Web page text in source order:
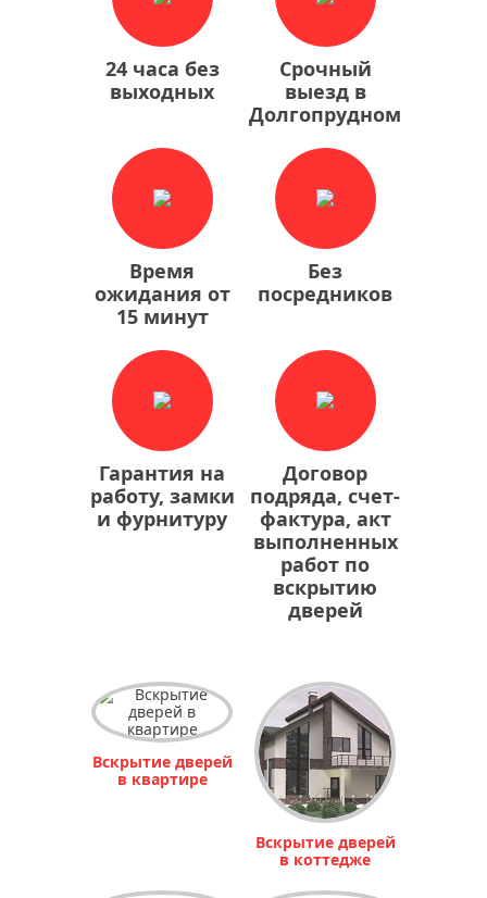
24 часа без
выходных
Срочный
выезд в
Долгопрудном
Время
ожидания от
15 минут
Без
посредников
Гарантия на
работу, замки
и фурнитуру
Договор
подряда, счет-
фактура, акт
выполненных
работ по
вскрытию
дверей
Вскрытие дверей
в квартире
Вскрытие дверей
в коттедже